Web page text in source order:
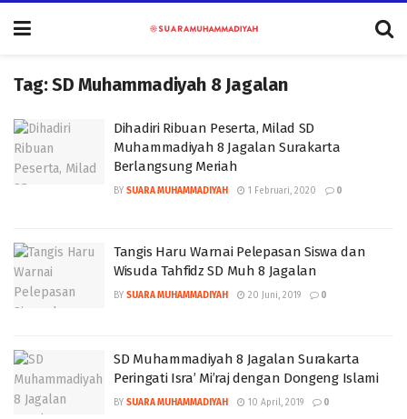
Tag:SD Muhammadiyah 8 Jagalan
Dihadiri Ribuan Peserta, Milad SD
Muhammadiyah 8 Jagalan Surakarta
Berlangsung Meriah
BY SUARA MUHAMMADIYAH 1 Februari, 2020 0
Tangis Haru Warnai Pelepasan Siswa dan
Wisuda Tahfidz SD Muh 8 Jagalan
BY SUARA MUHAMMADIYAH 20 Juni, 2019 0
SD Muhammadiyah 8 Jagalan Surakarta
Peringati Isra’ Mi’raj dengan Dongeng Islami
BY SUARA MUHAMMADIYAH 10 April, 2019 0